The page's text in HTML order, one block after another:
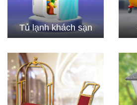
Tủ lạnh khách sạn